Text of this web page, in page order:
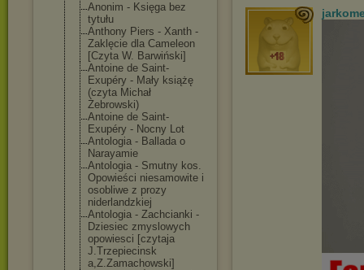
Anonim - Księga bez
tytułu
Anthony Piers - Xanth -
Zaklęcie dla Cameleon
[Czyta W. Barwiński]
Antoine de Saint-
Exupéry - Mały książę
(czyta Michał
Żebrowski)
Antoine de Saint-
Exupéry - Nocny Lot
Antologia - Ballada o
Narayamie
Antologia - Smutny kos.
Opowieści niesamowite i
osobliwe z prozy
niderlandzkiej
Antologia - Zachcianki -
Dziesiec zmyslowych
opowiesci [czytaja
J.Trzepiecinsk
a,Z.Zamachowski]